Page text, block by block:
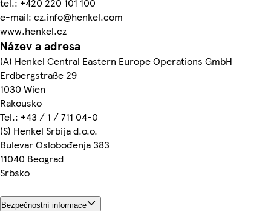
e-mail: cz.info@henkel.com
www.henkel.cz
Název a adresa
(A) Henkel Central Eastern Europe Operations GmbH
Erdbergstraße 29
1030 Wien
Rakousko
Tel.: +43 / 1 / 711 04-0
(S) Henkel Srbija d.o.o.
Bulevar Oslobođenja 383
11040 Beograd
Srbsko
Bezpečnostní informace